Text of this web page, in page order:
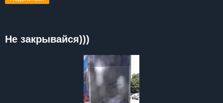
Не закрывайся)))